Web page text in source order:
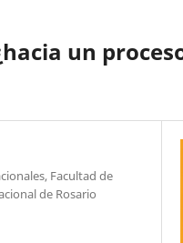
un
Facultad de
de Rosario